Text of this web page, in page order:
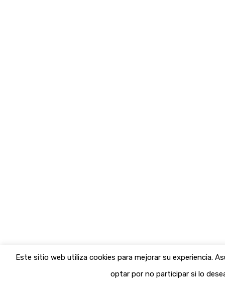
Este sitio web utiliza cookies para mejorar su experiencia.
optar por no participar si lo